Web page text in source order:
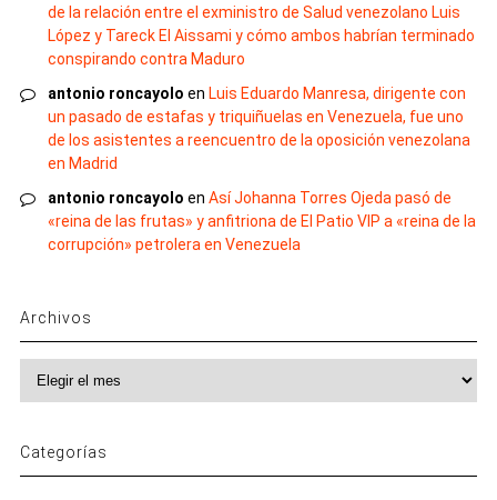
de la relación entre el exministro de Salud venezolano Luis
López y Tareck El Aissami y cómo ambos habrían terminado
conspirando contra Maduro
antonio roncayolo en Luis Eduardo Manresa, dirigente con
un pasado de estafas y triquiñuelas en Venezuela, fue uno
de los asistentes a reencuentro de la oposición venezolana
en Madrid
antonio roncayolo en Así Johanna Torres Ojeda pasó de
«reina de las frutas» y anfitriona de El Patio VIP a «reina de la
corrupción» petrolera en Venezuela
Archivos
Categorías